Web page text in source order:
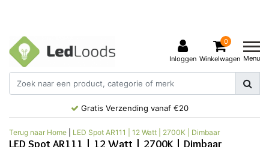
Inloggen
0
Winkelwagen Menu
Gratis Verzending vanaf €20
Terug naar Home LED Spot AR111 | 12 Watt | 2700K | Dimbaar
LED Spot AR111 | 12 Watt | 2700K | Dimbaar